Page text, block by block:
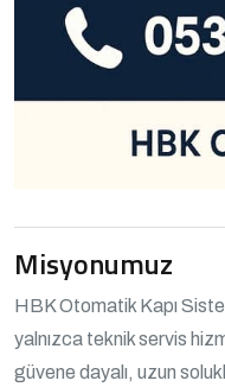
Misyonumuz
HBK Otomatik Kapı
yalnızca teknik servis
güvene dayalı, uzun